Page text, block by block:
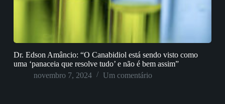
Dr. Edson Amâncio: “O Canabidiol está sendo visto como
uma ‘panaceia que resolve tudo’ e não é bem assim”
novembro 7, 2024
Um comentário